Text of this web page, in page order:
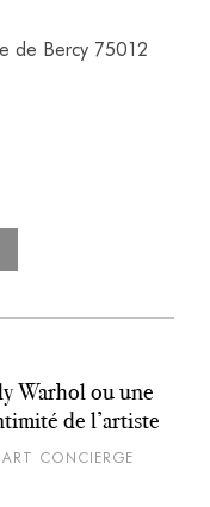
de Bercy 75012
Warhol ou une
de l’artiste
CONCIERGE